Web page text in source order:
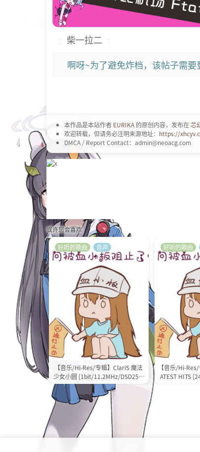
柴一拉二
啊呀~为了避免炸档，该帖子需
本作品是本站作者 EURIKA 的原创内容，发布在芯
欢迎转载，但请务必注明来源地址： https://
DMCA / Report Contact：admin@neoacg.com
或许您会喜欢
【音乐/Hi-Res/专辑】ClariS 魔法
少女小圆 [1bit/11.2MHz/DSD256]
(2.08GB)
好听的歌曲 音声
【音乐/Hi-
ATEST HITS
好听的歌曲